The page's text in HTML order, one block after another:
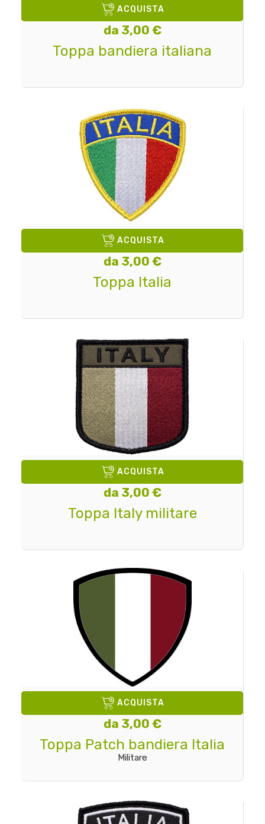
ACQUISTA
da 3,00 €
Toppa bandiera italiana
ACQUISTA
da 3,00 €
Toppa Italia
ACQUISTA
da 3,00 €
Toppa Italy militare
ACQUISTA
da 3,00 €
Toppa Patch bandiera Italia
Militare